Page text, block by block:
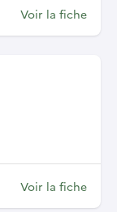
Voir la fiche
Voir la fiche